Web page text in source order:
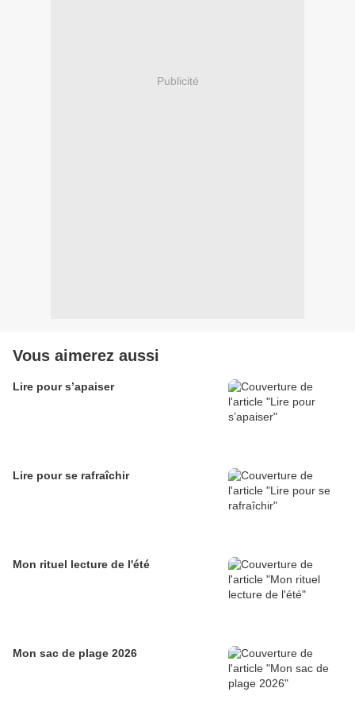
Publicité
Vous aimerez aussi
Lire pour s’apaiser
Lire pour se rafraîchir
Mon rituel lecture de l'été
Mon sac de plage 2026